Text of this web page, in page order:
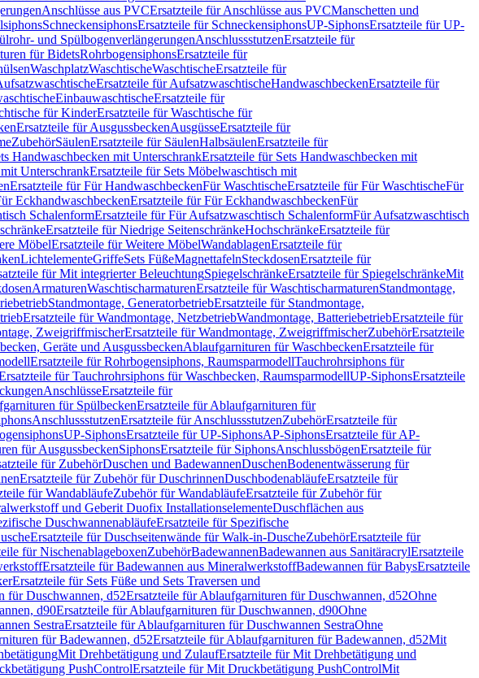
Anschlüsse aus PVCErsatzteile für Anschlüsse aus PVCManschetten und
SchneckensiphonsErsatzteile für SchneckensiphonsUP-SiphonsErsatzteile für UP-
und SpülbogenverlängerungenAnschlussstutzenErsatzteile für
für BidetsRohrbogensiphonsErsatzteile für
WaschplatzWaschtischeWaschtischeErsatzteile für
Ersatzteile für AufsatzwaschtischeHandwaschbeckenErsatzteile für
EinbauwaschtischeErsatzteile für
für KinderErsatzteile für Waschtische für
Ersatzteile für AusgussbeckenAusgüsseErsatzteile für
ZubehörSäulenErsatzteile für SäulenHalbsäulenErsatzteile für
Handwaschbecken mit UnterschrankErsatzteile für Sets Handwaschbecken mit
UnterschrankErsatzteile für Sets Möbelwaschtisch mit
Ersatzteile für Für HandwaschbeckenFür WaschtischeErsatzteile für Für WaschtischeFür
EckhandwaschbeckenErsatzteile für Für EckhandwaschbeckenFür
SchalenformErsatzteile für Für Aufsatzwaschtisch SchalenformFür Aufsatzwaschtisch
Ersatzteile für Niedrige SeitenschränkeHochschränkeErsatzteile für
MöbelErsatzteile für Weitere MöbelWandablagenErsatzteile für
LichtelementeGriffeSets FüßeMagnettafelnSteckdosenErsatzteile für
für Mit integrierter BeleuchtungSpiegelschränkeErsatzteile für SpiegelschränkeMit
ArmaturenWaschtischarmaturenErsatzteile für WaschtischarmaturenStandmontage,
Standmontage, GeneratorbetriebErsatzteile für Standmontage,
Ersatzteile für Wandmontage, NetzbetriebWandmontage, BatteriebetriebErsatzteile für
ZweigriffmischerErsatzteile für Wandmontage, ZweigriffmischerZubehörErsatzteile
Geräte und AusgussbeckenAblaufgarnituren für WaschbeckenErsatzteile für
Ersatzteile für Rohrbogensiphons, RaumsparmodellTauchrohrsiphons für
für Tauchrohrsiphons für Waschbecken, RaumsparmodellUP-SiphonsErsatzteile
AnschlüsseErsatzteile für
für SpülbeckenErsatzteile für Ablaufgarnituren für
AnschlussstutzenErsatzteile für AnschlussstutzenZubehörErsatzteile für
UP-SiphonsErsatzteile für UP-SiphonsAP-SiphonsErsatzteile für AP-
für AusgussbeckenSiphonsErsatzteile für SiphonsAnschlussbögenErsatzteile für
für ZubehörDuschen und BadewannenDuschenBodenentwässerung für
Ersatzteile für Zubehör für DuschrinnenDuschbodenabläufeErsatzteile für
für WandabläufeZubehör für WandabläufeErsatzteile für Zubehör für
und Geberit Duofix InstallationselementeDuschflächen aus
DuschwannenabläufeErsatzteile für Spezifische
Ersatzteile für Duschseitenwände für Walk-in-DuscheZubehörErsatzteile für
für NischenablageboxenZubehörBadewannenBadewannen aus SanitäracrylErsatzteile
Ersatzteile für Badewannen aus MineralwerkstoffBadewannen für BabysErsatzteile
Ersatzteile für Sets Füße und Sets Traversen und
für Duschwannen, d52Ersatzteile für Ablaufgarnituren für Duschwannen, d52Ohne
d90Ersatzteile für Ablaufgarnituren für Duschwannen, d90Ohne
SestraErsatzteile für Ablaufgarnituren für Duschwannen SestraOhne
für Badewannen, d52Ersatzteile für Ablaufgarnituren für Badewannen, d52Mit
Mit Drehbetätigung und ZulaufErsatzteile für Mit Drehbetätigung und
PushControlErsatzteile für Mit Druckbetätigung PushControlMit